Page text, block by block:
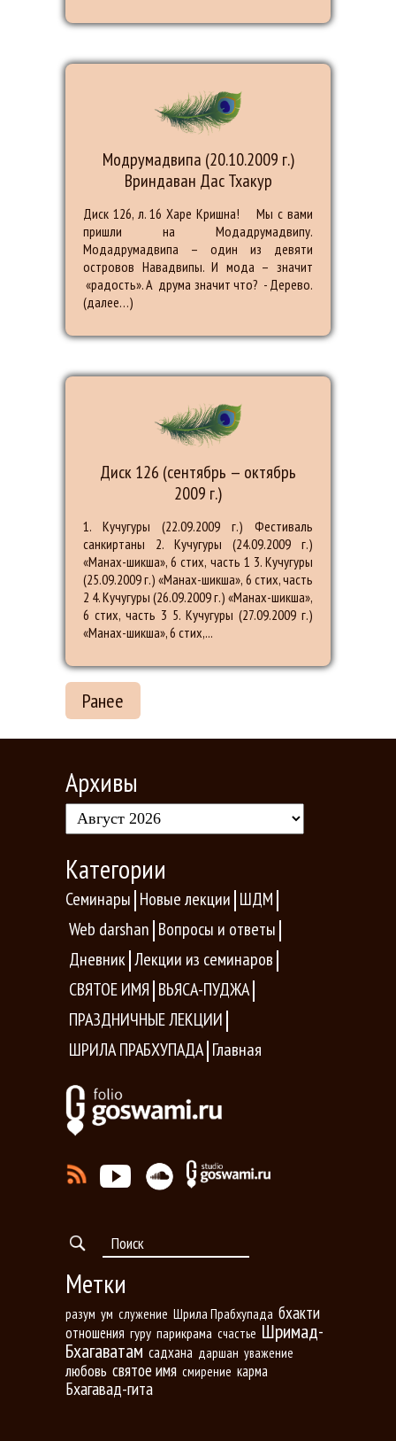
Модрумадвипа (20.10.2009 г.)
Вриндаван Дас Тхакур
Диск 126, л. 16 Харе Кришна! Мы с вами
пришли на Модадрумадвипу.
Модадрумадвипа – один из девяти
островов Навадвипы. И мода – значит
«радость». А друма значит что? - Дерево.
(далее…)
Диск 126 (сентябрь — октябрь
2009 г.)
1. Кучугуры (22.09.2009 г.) Фестиваль
санкиртаны 2. Кучугуры (24.09.2009 г.)
«Манах-шикша», 6 стих, часть 1 3. Кучугуры
(25.09.2009 г.) «Манах-шикша», 6 стих, часть
2 4. Кучугуры (26.09.2009 г.) «Манах-шикша»,
6 стих, часть 3 5. Кучугуры (27.09.2009 г.)
«Манах-шикша», 6 стих,...
Ранее
Архивы
Категории
Семинары Новые лекции ШДМ
Web darshan Вопросы и ответы
Дневник Лекции из семинаров
СВЯТОЕ ИМЯ ВЬЯСА-ПУДЖА
ПРАЗДНИЧНЫЕ ЛЕКЦИИ
ШРИЛА ПРАБХУПАДА Главная
Метки
разум ум служение Шрила Прабхупада бхакти
отношения гуру парикрама счастье Шримад-
Бхагаватам садхана даршан уважение
любовь святое имя смирение карма
Бхагавад-гита